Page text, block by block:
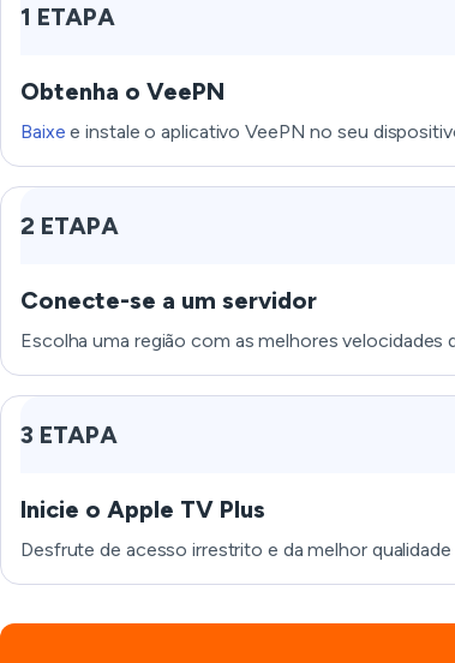
1 ETAPA
Obtenha o VeePN
Baixe e instale o aplicativo VeePN no seu
2 ETAPA
Conecte-se a um servidor
Escolha uma região com as melhores velocidades
3 ETAPA
Inicie o Apple TV Plus
Desfrute de acesso irrestrito e da melhor